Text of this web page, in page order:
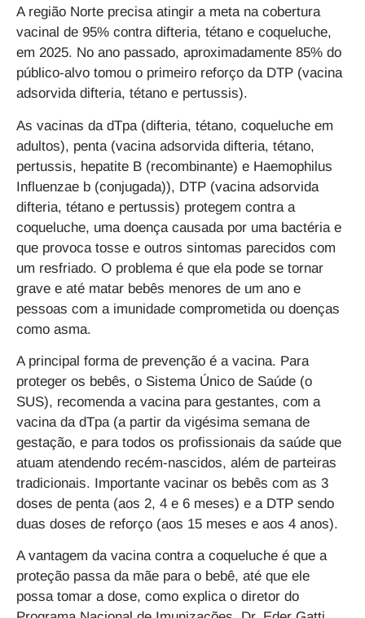
A região Norte precisa atingir a meta na cobertura
vacinal de 95% contra difteria, tétano e coqueluche,
em 2025. No ano passado, aproximadamente 85% do
público-alvo tomou o primeiro reforço da DTP (vacina
adsorvida difteria, tétano e pertussis).
As vacinas da dTpa (difteria, tétano, coqueluche em
adultos), penta (vacina adsorvida difteria, tétano,
pertussis, hepatite B (recombinante) e Haemophilus
Influenzae b (conjugada)), DTP (vacina adsorvida
difteria, tétano e pertussis) protegem contra a
coqueluche, uma doença causada por uma bactéria e
que provoca tosse e outros sintomas parecidos com
um resfriado. O problema é que ela pode se tornar
grave e até matar bebês menores de um ano e
pessoas com a imunidade comprometida ou doenças
como asma.
A principal forma de prevenção é a vacina. Para
proteger os bebês, o Sistema Único de Saúde (o
SUS), recomenda a vacina para gestantes, com a
vacina da dTpa (a partir da vigésima semana de
gestação, e para todos os profissionais da saúde que
atuam atendendo recém-nascidos, além de parteiras
tradicionais. Importante vacinar os bebês com as 3
doses de penta (aos 2, 4 e 6 meses) e a DTP sendo
duas doses de reforço (aos 15 meses e aos 4 anos).
A vantagem da vacina contra a coqueluche é que a
proteção passa da mãe para o bebê, até que ele
possa tomar a dose, como explica o diretor do